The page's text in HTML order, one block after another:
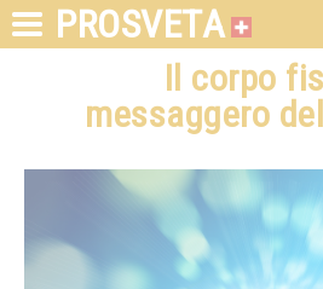
PROSVETA
Il corpo
messaggero